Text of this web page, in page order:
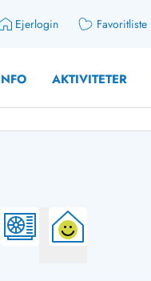
Ejerlogin Favoritliste
AKTIVITETER
Sommerhuse for 10
Sommerhuse for 12